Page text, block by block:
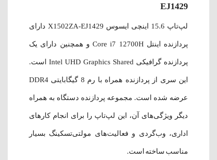
EJ1429
لپ‌تاپ 15.6 اینچی ایسوس X1502ZA-EJ1429 دارای
پردازنده اینتل Core i7 12700H و همچنین دارای یک
پردازنده گرافیکی Intel UHD Graphics Shared است.
این سری از پردازنده همراه با رم 8 گیگابایتی DDR4
عرضه شده است. مجموعه پردازنده دستگاه به همراه
دیگر ویژگی‌های آن، این لپ‌تاپ را برای انجام کارهای
اداری، وب‌گردی و فعالیت‌های مولتی‌تسکینگ بسیار
مناسب ساخته است.